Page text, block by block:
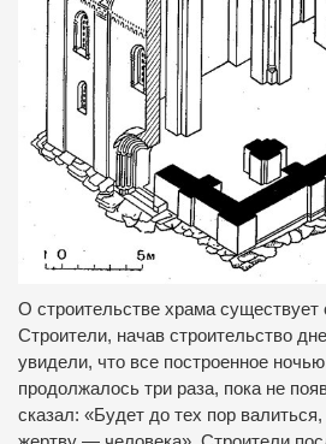
О строительстве храма существует
Строители, начав строительство
увидели, что все построенное
продолжалось три раза, пока не
сказал: «Будет до тех пор